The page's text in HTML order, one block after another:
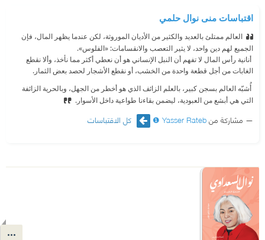
اقتباسات منى نوال حلمي
العالم ممتلئ بالعديد والكثير من الأديان الموروثة، لكن عندما يظهر المال، فإن
الجميع لهم دين واحد، لا يثير التعصب والانقسامات: «الفلوس».
‫ أنانية رأس المال لا تفهم أن النبل الإنساني هو أن نعطي أكثر مما نأخذ، وألا نقطع
الغابات من أجل قطعة واحدة من الخشب، أو نقطع الأشجار لحصد بعض الثمار.
‫ أُشبّه العالم بسجن كبير، بالعلم الزائف الذي هو أخطر من الجهل، وبالحرية الزائفة
التي هي أبشع من العبودية، ليضمن بقاءنا طواعية داخل الأسوار.
مشاركة منYasser Rateb ❶ كل الاقتباسات